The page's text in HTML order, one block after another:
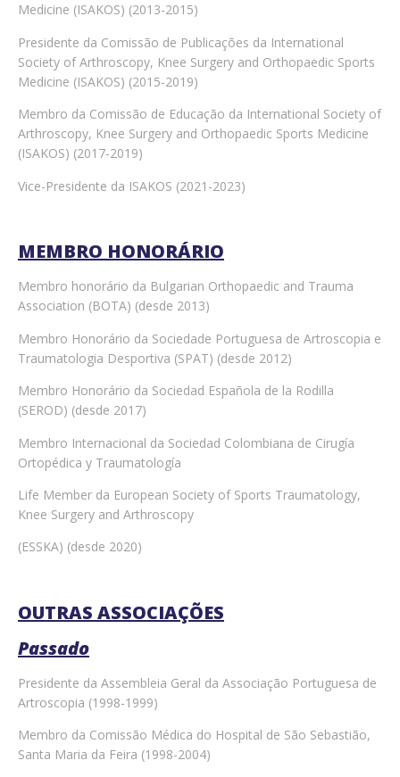
Medicine (ISAKOS) (2013-2015)
Presidente da Comissão de Publicações da International
Society of Arthroscopy, Knee Surgery and Orthopaedic Sports
Medicine (ISAKOS) (2015-2019)
Membro da Comissão de Educação da International Society of
Arthroscopy, Knee Surgery and Orthopaedic Sports Medicine
(ISAKOS) (2017-2019)
Vice-Presidente da ISAKOS (2021-2023)
MEMBRO HONORÁRIO
Membro honorário da Bulgarian Orthopaedic and Trauma
Association (BOTA) (desde 2013)
Membro Honorário da Sociedade Portuguesa de Artroscopia e
Traumatologia Desportiva (SPAT) (desde 2012)
Membro Honorário da Sociedad Española de la Rodilla
(SEROD) (desde 2017)
Membro Internacional da Sociedad Colombiana de Cirugía
Ortopédica y Traumatología
Life Member da European Society of Sports Traumatology,
Knee Surgery and Arthroscopy
(ESSKA) (desde 2020)
OUTRAS ASSOCIAÇÕES
Passado
Presidente da Assembleia Geral da Associação Portuguesa de
Artroscopia (1998-1999)
Membro da Comissão Médica do Hospital de São Sebastião,
Santa Maria da Feira (1998-2004)